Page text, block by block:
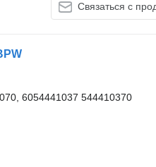
Связаться с
6054441037 544410370